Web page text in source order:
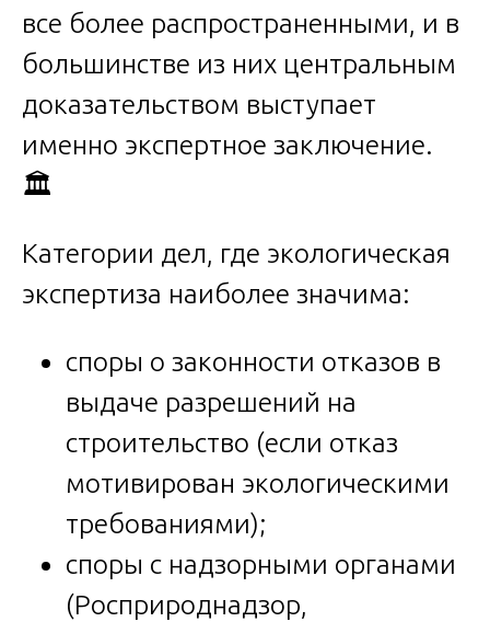
все более распространенными, и в
большинстве из них центральным
доказательством выступает
именно экспертное заключение.
🏛️
Категории дел, где экологическая
экспертиза наиболее значима:
споры о законности отказов в
выдаче разрешений на
строительство (если отказ
мотивирован экологическими
требованиями);
споры с надзорными органами
(Росприроднадзор,